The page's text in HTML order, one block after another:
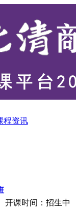
程资讯
开课时间 ： 招生中